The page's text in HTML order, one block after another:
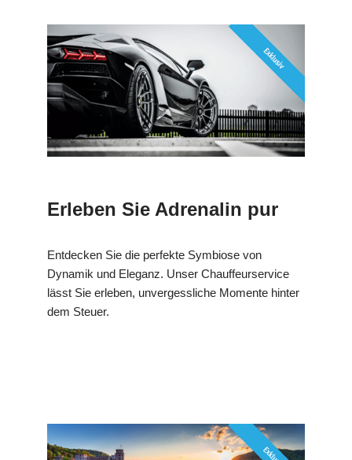
Erleben Sie Adrenalin pur
Entdecken Sie die perfekte Symbiose von
Dynamik und Eleganz. Unser Chauffeurservice
lässt Sie erleben, unvergessliche Momente hinter
dem Steuer.